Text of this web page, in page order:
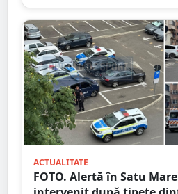
ACTUALITATE
FOTO. Alertă în Satu